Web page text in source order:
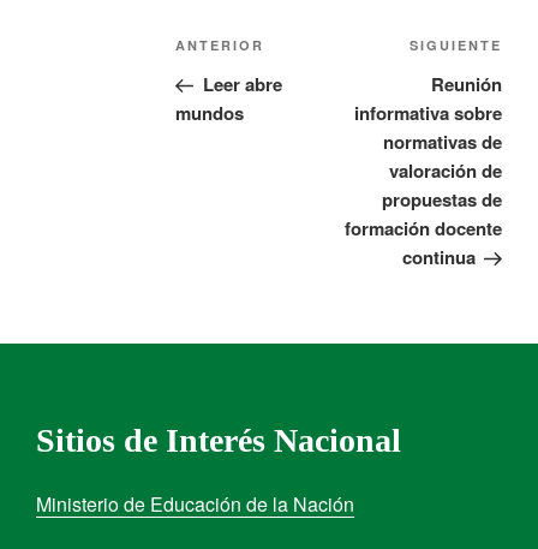
ANTERIOR
Leer abre
mundos
SIGUIENTE
Reunión
informativa sobre
normativas de
valoración de
propuestas de
formación docente
continua
Sitios de Interés Nacional
Ministerio de Educación de la Nación